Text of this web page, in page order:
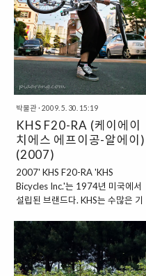
벨로는 매우 튼튼하면서도 특별하
다. Bike Friday는 로빈슨 크루소
(소설)에 나오는 '크루소'의 믿음직
스런 동료인 "Friday"의 이름을 따
만들어졌다. 결과적으로 Bike
Friday란 자전거 이름은 초창기 자
전거를 만들기 시작했던 회사 브랜..
박물관· 2009. 5. 30. 15:19
KHS F20-RA (케이에이
치에스 에프이공-알에이)
(2007)
2007' KHS F20-RA 'KHS
Bicycles Inc.'는 1974년 미국에서
설립된 브랜드다. KHS는 수많은 기
를 가지고 있는데, 지난 25년간 처
음으로 대만에서 레이놀즈 튜빙
(Reynolds tubings, 1979)을 사용
하였고, 시어스파트너 진행 수상